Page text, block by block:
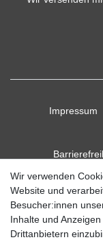
Impressum
Wir verwenden
Website und
Besucher:innen
Inhalte und
Drittanbietern